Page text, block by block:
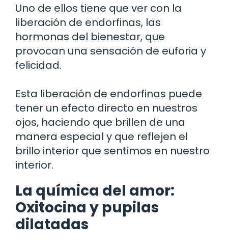
Uno de ellos tiene que ver con la
liberación de endorfinas, las
hormonas del bienestar, que
provocan una sensación de euforia y
felicidad.
Esta liberación de endorfinas puede
tener un efecto directo en nuestros
ojos, haciendo que brillen de una
manera especial y que reflejen el
brillo interior que sentimos en nuestro
interior.
La química del amor:
Oxitocina y pupilas
dilatadas